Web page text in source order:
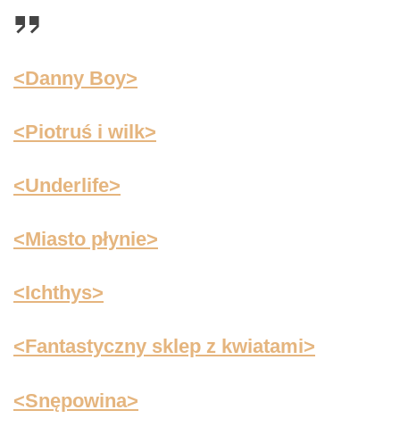
<Danny Boy>
<Piotruś i wilk>
<Underlife>
<Miasto płynie>
<Ichthys>
<Fantastyczny sklep z kwiatami>
<Snępowina>